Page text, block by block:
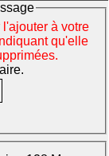
à votre
qu'elle